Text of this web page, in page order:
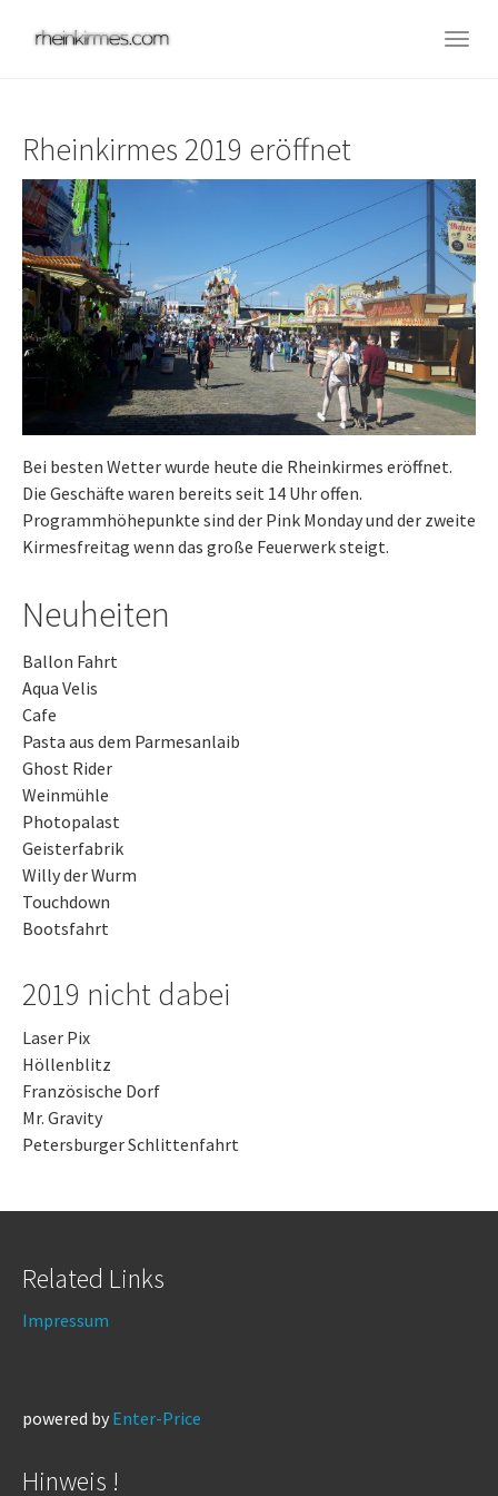
Rheinkirmes 2019 eröffnet
Bei besten Wetter wurde heute die Rheinkirmes eröffnet.
Die Geschäfte waren bereits seit 14 Uhr offen.
Programmhöhepunkte sind der Pink Monday und der zweite
Kirmesfreitag wenn das große Feuerwerk steigt.
Neuheiten
Ballon Fahrt
Aqua Velis
Cafe
Pasta aus dem Parmesanlaib
Ghost Rider
Weinmühle
Photopalast
Geisterfabrik
Willy der Wurm
Touchdown
Bootsfahrt
2019 nicht dabei
Laser Pix
Höllenblitz
Französische Dorf
Mr. Gravity
Petersburger Schlittenfahrt
Related Links
Impressum
powered by Enter-Price
Hinweis !